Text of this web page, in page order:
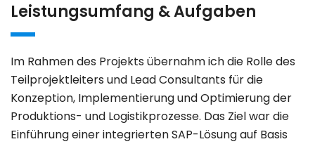
Leistungsumfang & Aufgaben
Im Rahmen des Projekts übernahm ich die Rolle des
Teilprojektleiters und Lead Consultants für die
Konzeption, Implementierung und Optimierung der
Produktions- und Logistikprozesse. Das Ziel war die
Einführung einer integrierten SAP-Lösung auf Basis